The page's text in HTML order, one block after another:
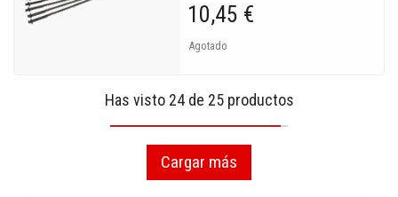
10,45 €
Agotado
Has visto 24 de 25 productos
Cargar más